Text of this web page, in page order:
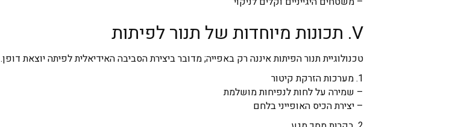
V. תכונות מיוחדות של תנור לפיתות
טכנולוגיית תנור הפיתות איננה רק באפייה; מדובר ביצירת הסביבה האידיאלית לפיתה יוצאת דופן.
1. מערכות הזרקת קיטור
– שמירה על לחות לנפיחות מושלמת
– יצירת הכיס האופייני בלחם